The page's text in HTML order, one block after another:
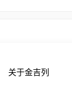
关于金吉列